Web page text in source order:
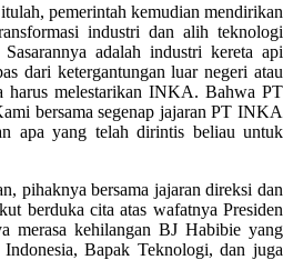
pemerintah kemudian mendirikan
industri dan alih teknologi
adalah industri kereta api
dari ketergantungan luar negeri atau
melestarikan INKA. Bahwa PT
bersama segenap jajaran PT INKA
apa yang telah dirintis beliau untuk
pihaknya bersama jajaran direksi dan
berduka cita atas wafatnya Presiden
merasa kehilangan BJ Habibie yang
Bapak Teknologi, dan juga